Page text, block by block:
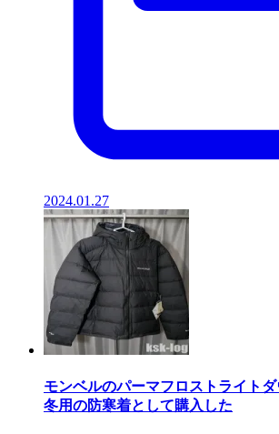
2024.01.27
モンベルのパーマフロストライト
冬用の防寒着として購入した